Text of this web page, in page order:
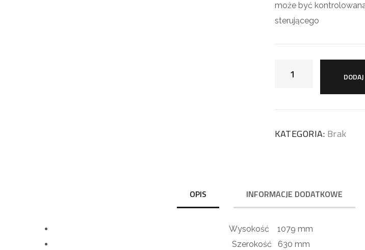
może być
sterującego
KATEGORIA: Brak
OPIS INFORMACJE DODATKOWE
Wysokość 1079 mm
Szerokość 630 mm